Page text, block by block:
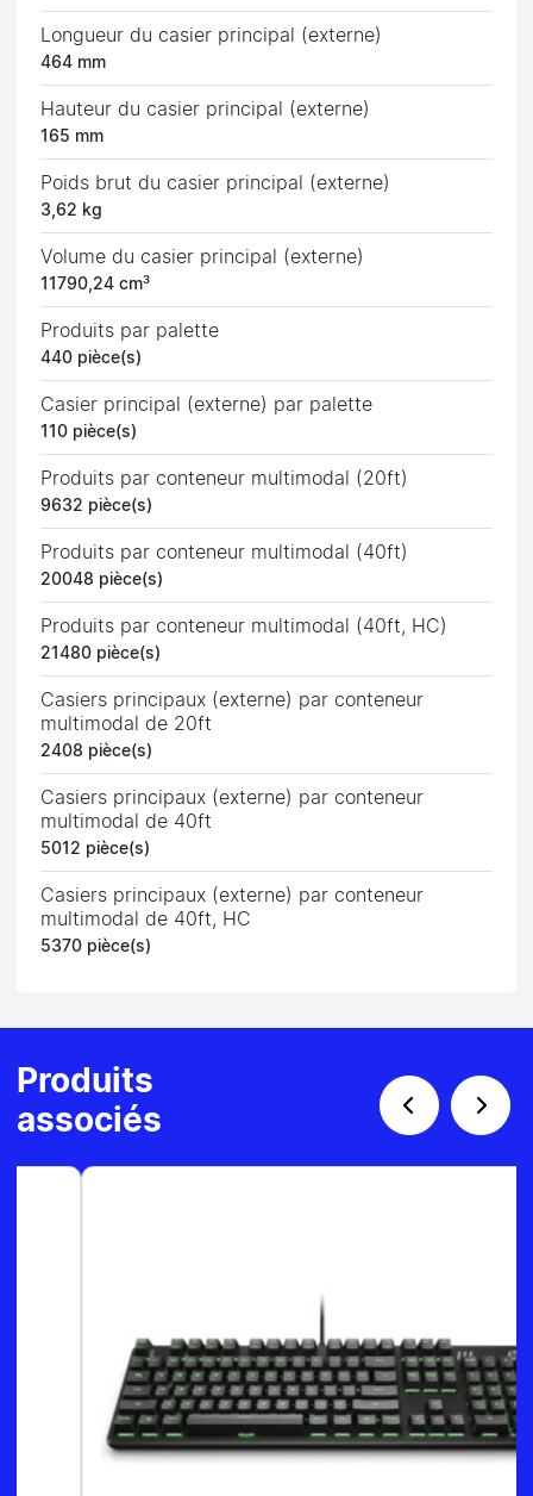
Longueur du casier principal (externe)
464 mm
Hauteur du casier principal (externe)
165 mm
Poids brut du casier principal (externe)
3,62 kg
Volume du casier principal (externe)
11790,24 cm³
Produits par palette
440 pièce(s)
Casier principal (externe) par palette
110 pièce(s)
Produits par conteneur multimodal (20ft)
9632 pièce(s)
Produits par conteneur multimodal (40ft)
20048 pièce(s)
Produits par conteneur multimodal (40ft, HC)
21480 pièce(s)
Casiers principaux (externe) par conteneur
multimodal de 20ft
2408 pièce(s)
Casiers principaux (externe) par conteneur
multimodal de 40ft
5012 pièce(s)
Casiers principaux (externe) par conteneur
multimodal de 40ft, HC
5370 pièce(s)
Produits
associés